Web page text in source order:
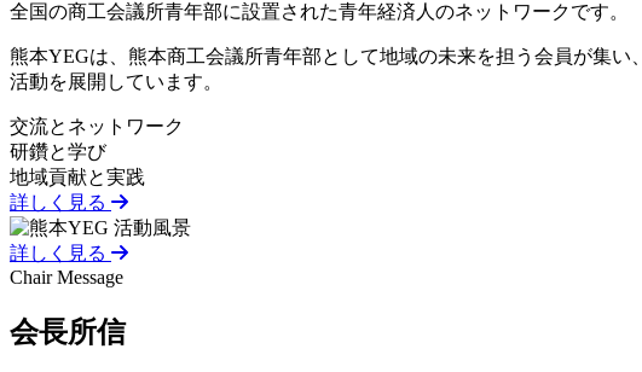
全国の商工会議所青年部に設置された青年経済人のネットワークです。
熊本YEGは、熊本商工会議所青年部として地域の未来を担う会員が集
活動を展開しています。
交流とネットワーク
研鑽と学び
地域貢献と実践
詳しく見る
詳しく見る
Chair Message
会長所信